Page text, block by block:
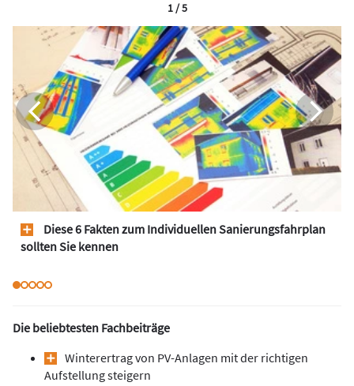
Diese 6 Fakten zum Individuellen Sanierungsfahrplan
sollten Sie kennen
1 / 5
Die beliebtesten Fachbeiträge
Winterertrag von PV-Anlagen mit der richtigen
Aufstellung steigern